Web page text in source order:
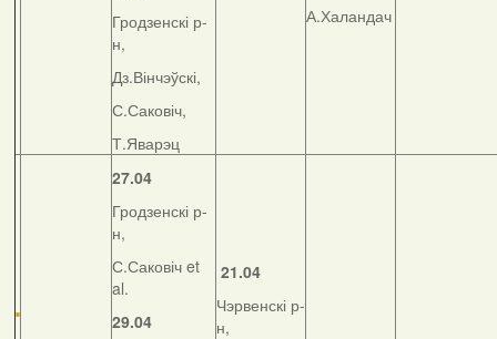
Гродзенскі р-
н,
Дз.Вінчэўскі,
С.Саковіч,
Т.Яварэц
А.Халандач
27.04
Гродзенскі р-
н,
С.Саковіч et
al.
29.04
21.04
Чэрвенскі р-
н,